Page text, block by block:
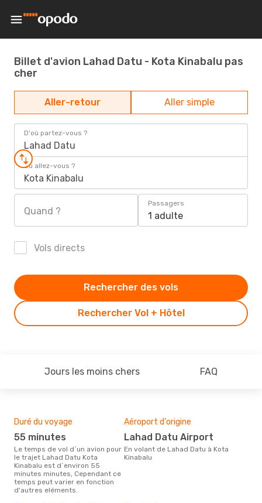
Billet d'avion Lahad Datu - Kota Kinabalu pas
cher
Aller-retour Aller simple
D'où partez-vous ?
Lahad Datu
Où allez-vous ?
Kota Kinabalu
Quand ?
Passagers
1 adulte
Vols directs
Rechercher Vol + Hôtel
Rechercher des vols
Jours les moins chers FAQ
Duré du voyage
55 minutes
Le temps de vol d´un avion pour
le trajet Lahad Datu Kota
Kinabalu est d´environ 55
minutes minutes, Cependant ce
temps peut varier en fonction
d'autres eléments.
Aéroport d'origine
Lahad Datu Airport
En volant de Lahad Datu à Kota
Kinabalu